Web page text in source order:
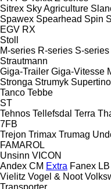
Sitrex Sky Agriculture
Spawex Spearhead Spin
EGV RX
Stoll
M-series R-series S-series
Strautmann
Giga-Trailer Giga-Vitesse
Stronga Strumyk Supertino
Tanco Tebbe
ST
Tehnos Tellefsdal Terra
7FB
Trejon Trimax Trumag
FAMAROL
Unsinn VICON
Andex CM Extra Fanex LB
Vielitz Vogel & Noot
Transporter